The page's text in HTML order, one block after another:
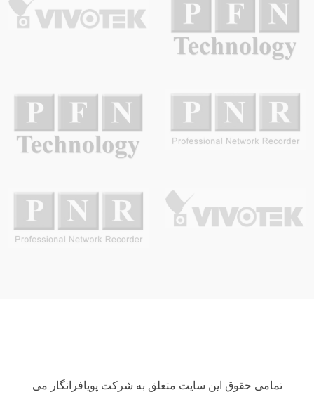
تمامی حقوق این سایت متعلق به شرکت پویافرانگار می